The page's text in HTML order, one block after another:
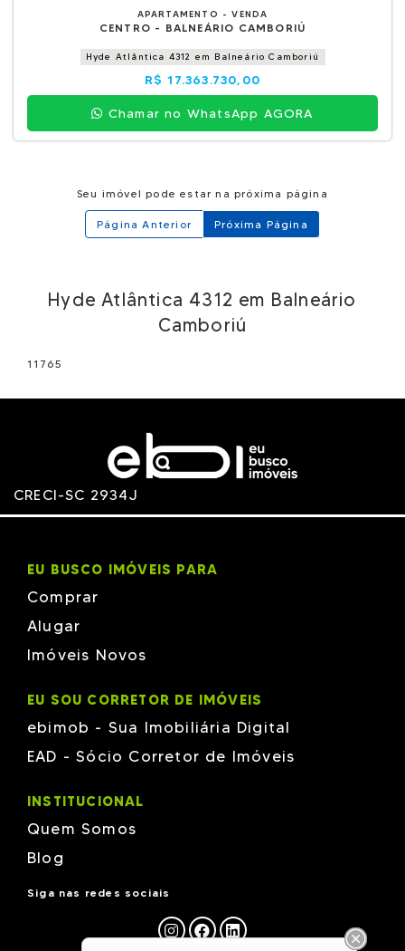
APARTAMENTO - VENDA
CENTRO - BALNEÁRIO CAMBORIÚ
Hyde Atlântica 4312 em Balneário Camboriú
R$ 17.363.730,00
Chamar no WhatsApp AGORA
Seu imóvel pode estar na próxima página
Página Anterior Próxima Página
Hyde Atlântica 4312 em Balneário
Camboriú
11765
CRECI-SC 2934J
EU BUSCO IMÓVEIS PARA
Comprar
Alugar
Imóveis Novos
EU SOU CORRETOR DE IMÓVEIS
ebimob - Sua Imobiliária Digital
EAD - Sócio Corretor de Imóveis
INSTITUCIONAL
Quem Somos
Blog
Siga nas redes sociais